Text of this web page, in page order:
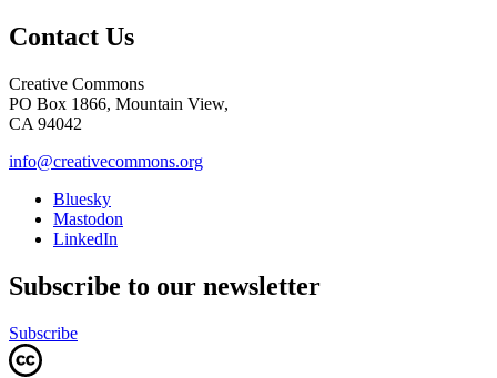
Contact Us
Creative Commons
PO Box 1866, Mountain View,
CA 94042
info@creativecommons.org
Bluesky
Mastodon
LinkedIn
Subscribe to our newsletter
Subscribe